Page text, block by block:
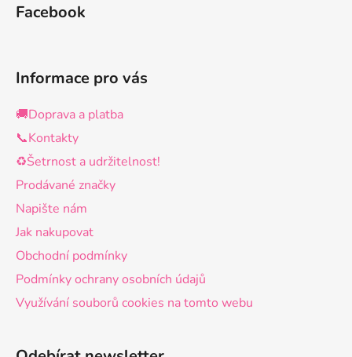
Facebook
Informace pro vás
🚚Doprava a platba
📞Kontakty
♻️Šetrnost a udržitelnost!
Prodávané značky
Napište nám
Jak nakupovat
Obchodní podmínky
Podmínky ochrany osobních údajů
Využívání souborů cookies na tomto webu